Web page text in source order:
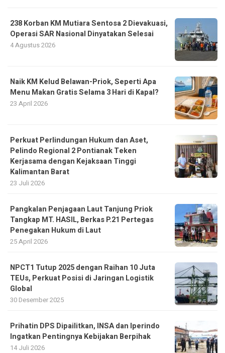
238 Korban KM Mutiara Sentosa 2 Dievakuasi,
Operasi SAR Nasional Dinyatakan Selesai
4 Agustus 2026
Naik KM Kelud Belawan-Priok, Seperti Apa
Menu Makan Gratis Selama 3 Hari di Kapal?
23 April 2026
Perkuat Perlindungan Hukum dan Aset,
Pelindo Regional 2 Pontianak Teken
Kerjasama dengan Kejaksaan Tinggi
Kalimantan Barat
23 Juli 2026
Pangkalan Penjagaan Laut Tanjung Priok
Tangkap MT. HASIL, Berkas P.21 Pertegas
Penegakan Hukum di Laut
25 April 2026
NPCT1 Tutup 2025 dengan Raihan 10 Juta
TEUs, Perkuat Posisi di Jaringan Logistik
Global
30 Desember 2025
Prihatin DPS Dipailitkan, INSA dan Iperindo
Ingatkan Pentingnya Kebijakan Berpihak
14 Juli 2026